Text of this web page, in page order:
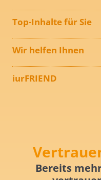
Top-Inhalte für Sie
Wir helfen Ihnen
iurFRIEND
Bereits